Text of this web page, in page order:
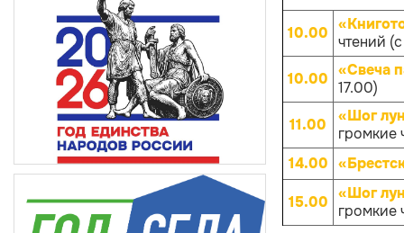
10.00 чтений
10.00 «Свеча
17.00)
11.00
«Шог
громкие
14.00
15.00 «Шог
громкие